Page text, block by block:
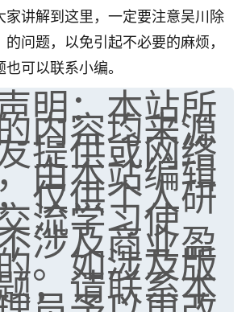
家讲解到这里，一定要注意吴川除
问题，以免引起不必要的麻烦，
可以联系小编。
明：本站所
内容均来源
提供或网络
由本站编辑
仅供个人研
流学习使
涉及商业盈
。如涉及版
，请联系本
学
？我对这些很感兴趣
西 15